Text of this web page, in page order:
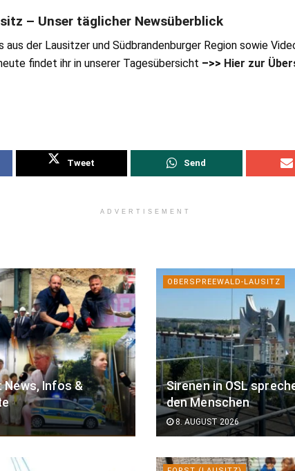
– Unser täglicher Newsüberblick
aus der Lausitzer und Südbrandenburger Region sowie
findet ihr in unserer Tagesübersicht –>> Hier zur
Tweet Send
ADVERTISEMENT
News, Infos &
OBERSPREEWALD-LAUSITZ
Sirenen in OSL
den Menschen
8. AUGUST 2026